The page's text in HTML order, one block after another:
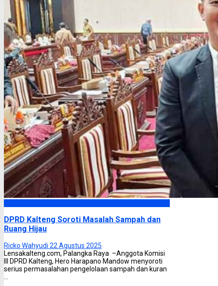
DPRD Kalteng Soroti Masalah Sampah dan
Ruang Hijau
Ricko Wahyudi 22 Agustus 2025
Lensakalteng.com, Palangka Raya –Anggota Komisi
III DPRD Kalteng, Hero Harapano Mandow menyoroti
serius permasalahan pengelolaan sampah dan kuran